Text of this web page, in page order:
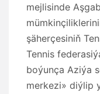
mejlisinde
şäherçesiniň
Tennis
boýunça Aziýa
merkezi» diýlip